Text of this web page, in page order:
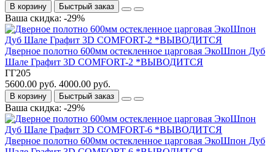
В корзину Быстрый заказ
Ваша скидка: -29%
Дверное полотно 600мм остекленное царговая ЭкоШпон Дуб
Шале Графит 3D COMFORT-2 *ВЫВОДИТСЯ
ГГ205
5600.00 руб. 4000.00 руб.
В корзину Быстрый заказ
Ваша скидка: -29%
Дверное полотно 600мм остекленное царговая ЭкоШпон Дуб